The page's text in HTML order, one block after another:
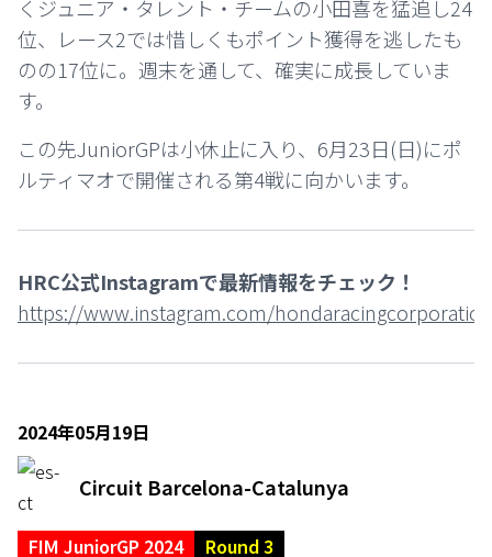
くジュニア・タレント・チームの小田喜を猛追し24
位、レース2では惜しくもポイント獲得を逃したも
のの17位に。週末を通して、確実に成長していま
す。
この先JuniorGPは小休止に入り、6月23日(日)にポ
ルティマオで開催される第4戦に向かいます。
HRC公式Instagramで最新情報をチェック！
https://www.instagram.com/
2024年05月19日
Circuit Barcelona-Catalunya
FIM JuniorGP 2024 Round 3